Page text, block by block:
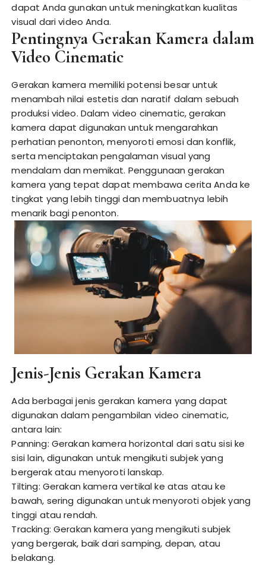
dapat Anda gunakan untuk meningkatkan kualitas
visual dari video Anda.
Pentingnya Gerakan Kamera dalam
Video Cinematic
Gerakan kamera memiliki potensi besar untuk
menambah nilai estetis dan naratif dalam sebuah
produksi video. Dalam video cinematic, gerakan
kamera dapat digunakan untuk mengarahkan
perhatian penonton, menyoroti emosi dan konflik,
serta menciptakan pengalaman visual yang
mendalam dan memikat. Penggunaan gerakan
kamera yang tepat dapat membawa cerita Anda ke
tingkat yang lebih tinggi dan membuatnya lebih
menarik bagi penonton.
Jenis-Jenis Gerakan Kamera
Ada berbagai jenis gerakan kamera yang dapat
digunakan dalam pengambilan video cinematic,
antara lain:
Panning: Gerakan kamera horizontal dari satu sisi ke
sisi lain, digunakan untuk mengikuti subjek yang
bergerak atau menyoroti lanskap.
Tilting: Gerakan kamera vertikal ke atas atau ke
bawah, sering digunakan untuk menyoroti objek yang
tinggi atau rendah.
Tracking: Gerakan kamera yang mengikuti subjek
yang bergerak, baik dari samping, depan, atau
belakang.